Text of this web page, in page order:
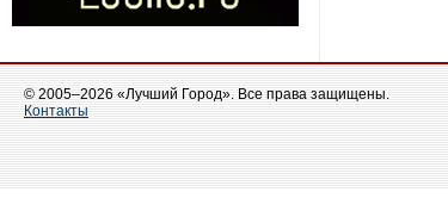
© 2005–2026 «Лучший Город». Все права защищены.
Контакты